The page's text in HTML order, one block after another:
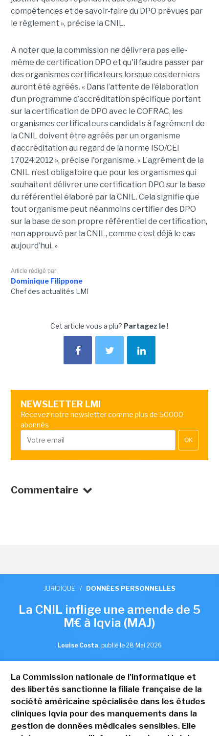
compétences et de savoir-faire du DPO prévues par
le règlement », précise la CNIL.
A noter que la commission ne délivrera pas elle-
même de certification DPO et qu'il faudra passer par
des organismes certificateurs lorsque ces derniers
auront été agréés. « Dans l’attente de l’élaboration
d’un programme d’accréditation spécifique portant
sur la certification de DPO avec le COFRAC, les
organismes certificateurs candidats à l’agrément de
la CNIL doivent être agréés par un organisme
d’accréditation au regard de la norme ISO/CEI
17024:2012 », précise l'organisme. « L’agrément de la
CNIL n’est obligatoire que pour les organismes qui
souhaitent délivrer une certification DPO sur la base
du référentiel élaboré par la CNIL. Cela signifie que
tout organisme peut néanmoins certifier des DPO
sur la base de son propre référentiel de certification,
non approuvé par la CNIL, comme c’est déjà le cas
aujourd’hui. »
Article rédigé par
Dominique Filippone
Chef des actualités LMI
Cet article vous a plu? Partagez le !
NEWSLETTER LMI
Recevez notre newsletter comme plus de 50000
abonnés
OK
Commentaire
JURIDIQUE / DONNÉES PERSONNELLES
La CNIL inflige une amende de 5
M€ à Iqvia (MAJ)
Louise Costa, publié le 28 Mai 2026
La Commission nationale de l'informatique et
des libertés sanctionne la filiale française de la
société américaine spécialisée dans les études
cliniques Iqvia pour des manquements dans la
gestion de données médicales sensibles. Elle